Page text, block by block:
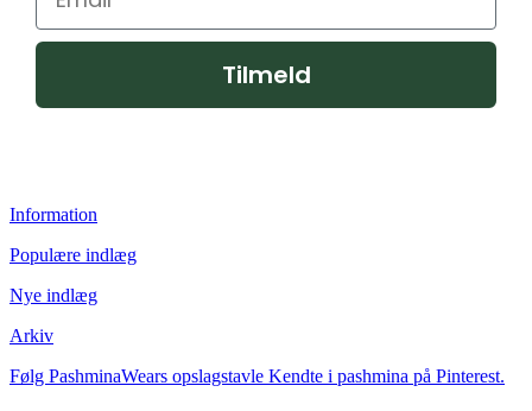
Tilmeld
Information
Populære indlæg
Nye indlæg
Arkiv
Følg PashminaWears opslagstavle Kendte i pashmina på Pinterest.